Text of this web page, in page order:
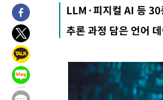
-26223초 전 >
남자 농구, 나고야 아시안게임
-25599초 전 >
여수 오동도 해상서 모터보트
-21826초 전 >
극한폭염 한풀 꺾이지만…'낮
주 날씨]
-18844초 전 >
-17361초 전 >
[속보]'압수수색·성접대 논란'
-5982초 전 >
'최고 37도' 폭염 지속…강원동
LLM·피지컬 AI 등
추론 과정 담은 언어